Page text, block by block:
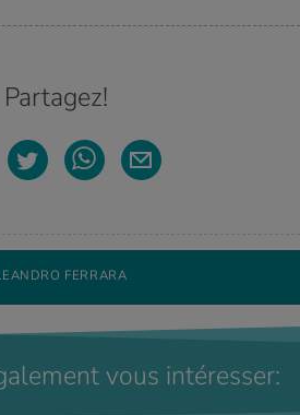
Partagez!
FERRARA
vous intéresser: